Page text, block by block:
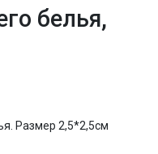
белья,
Размер 2,5*2,5см